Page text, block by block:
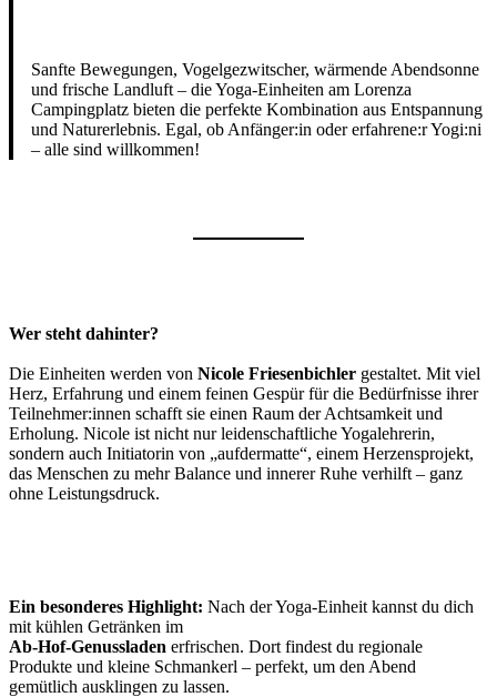
Sanfte Bewegungen, Vogelgezwitscher, wärmende Abendsonne
und frische Landluft – die Yoga-Einheiten am Lorenza
Campingplatz bieten die perfekte Kombination aus Entspannung
und Naturerlebnis. Egal, ob Anfänger:in oder erfahrene:r Yogi:ni
– alle sind willkommen!
Wer steht dahinter?
Die Einheiten werden von Nicole Friesenbichler gestaltet. Mit viel
Herz, Erfahrung und einem feinen Gespür für die Bedürfnisse ihrer
Teilnehmer:innen schafft sie einen Raum der Achtsamkeit und
Erholung. Nicole ist nicht nur leidenschaftliche Yogalehrerin,
sondern auch Initiatorin von „aufdermatte“, einem Herzensprojekt,
das Menschen zu mehr Balance und innerer Ruhe verhilft – ganz
ohne Leistungsdruck.
Ein besonderes Highlight: Nach der Yoga-Einheit kannst du dich
mit kühlen Getränken im
Ab-Hof-Genussladen erfrischen. Dort findest du regionale
Produkte und kleine Schmankerl – perfekt, um den Abend
gemütlich ausklingen zu lassen.